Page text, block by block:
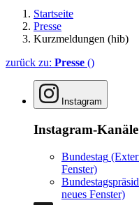
Startseite
Presse
Kurzmeldungen (hib)
zurück zu: Presse ()
Instagram
Instagram-Kanäle
Bundestag
Fenster)
neues Fenster)